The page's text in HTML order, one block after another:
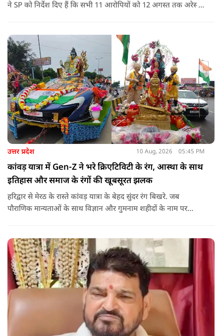
ने SP को निर्देश दिए हैं कि सभी 11 आरोपियों को 12 अगस्त तक अरेस्ट
उत्तर प्रदेश 10 Aug, 2026 05:45 PM
कांवड़ यात्रा में Gen-Z ने भरे क्रिएटिविटी के रंग, आस्था के साथ
इतिहास और समाज के रंगों की खूबसूरत झलक
हरिद्वार से मेरठ के रास्ते कांवड़ यात्रा के बेहद सुंदर रंग बिखरे. जब
पौराणिक मान्यताओं के साथ विज्ञान और गुमनाम शहीदों के नाम पर